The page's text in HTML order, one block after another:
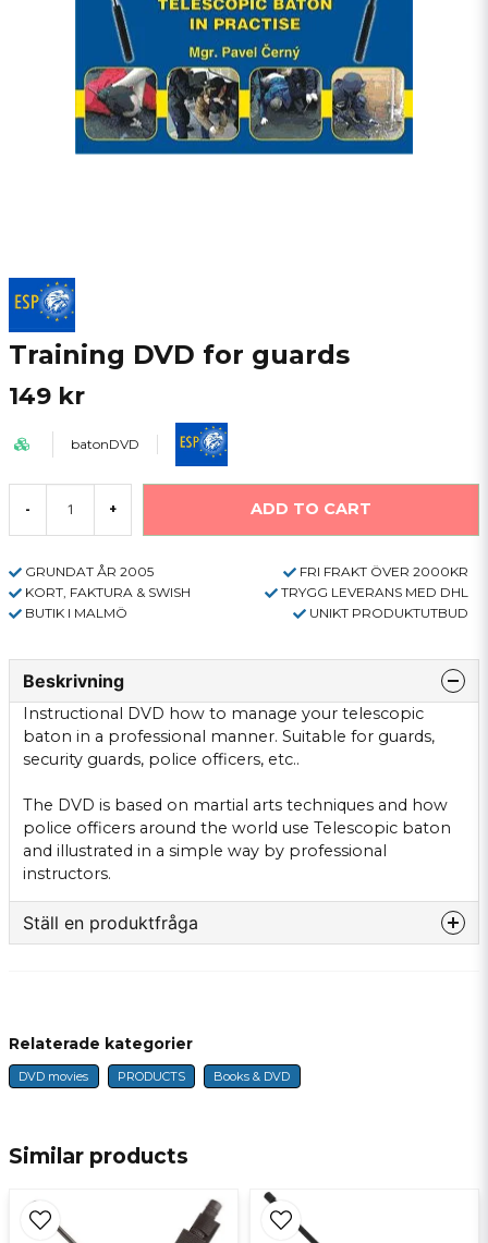
Training DVD for guards
149 kr
batonDVD
- + ADD TO CART
GRUNDAT ÅR 2005
FRI FRAKT ÖVER 2000KR
KORT, FAKTURA & SWISH
TRYGG LEVERANS MED DHL
BUTIK I MALMÖ
UNIKT PRODUKTUTBUD
Beskrivning
Instructional DVD how to manage your telescopic
baton in a professional manner. Suitable for guards,
security guards, police officers, etc..
The DVD is based on martial arts techniques and how
police officers around the world use Telescopic baton
and illustrated in a simple way by professional
instructors.
Ställ en produktfråga
name
Name
Similar products
Relaterade kategorier
DVD movies PRODUCTS Books & DVD